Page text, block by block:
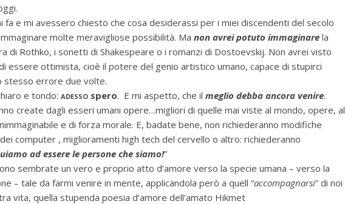
fa e mi avessero chiesto che cosa desiderassi per i miei discendenti del secolo
molte meravigliose possibilità. Ma non avrei potuto immaginare la
di Rothko, i sonetti di Shakespeare o i romanzi di Dostoevskij. Non avrei visto
essere ottimista, cioè il potere del genio artistico umano, capace di stupirci
stesso errore due volte.
e tondo: adesso spero. E mi aspetto, che il meglio debba ancora venire.
create dagli esseri umani opere…migliori di quelle mai viste al mondo, opere, al
e di forza morale. E, badate bene, non richiederanno modifiche
computer , miglioramenti high tech del cervello o altro: richiederanno
ad essere le persone che siamo!”
sembrate un vero e proprio atto d’amore verso la specie umana – verso la
– tale da farmi venire in mente, applicandola però a quell “accompagnarsi” di noi
vita, quella stupenda poesia d’amore dell’amato Hikmet